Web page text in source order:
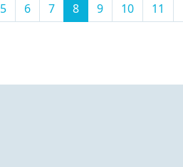
5 6 7 8 9 10 11